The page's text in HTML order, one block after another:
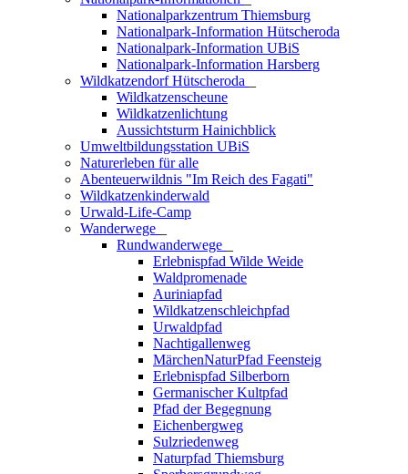
Nationalparkzentrum Thiemsburg
Nationalpark-Information Hütscheroda
Nationalpark-Information UBiS
Nationalpark-Information Harsberg
Wildkatzendorf Hütscheroda
Wildkatzenscheune
Wildkatzenlichtung
Aussichtsturm Hainichblick
Umweltbildungsstation UBiS
Naturerleben für alle
Abenteuerwildnis "Im Reich des Fagati"
Wildkatzenkinderwald
Urwald-Life-Camp
Wanderwege
Rundwanderwege
Erlebnispfad Wilde Weide
Waldpromenade
Auriniapfad
Wildkatzenschleichpfad
Urwaldpfad
Nachtigallenweg
MärchenNaturPfad Feensteig
Erlebnispfad Silberborn
Germanischer Kultpfad
Pfad der Begegnung
Eichenbergweg
Sulzriedenweg
Naturpfad Thiemsburg